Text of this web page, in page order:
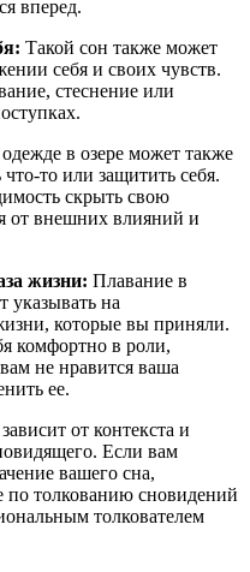
вперед.
Такой сон также может
себя и своих чувств.
стеснение или
в озере может также
то или защитить себя.
скрыть свою
от внешних влияний и
жизни: Плавание в
указывать на
которые вы приняли.
комфортно в роли,
не нравится ваша
ее.
от контекста и
Если вам
вашего сна,
по толкованию сновидений
толкователем